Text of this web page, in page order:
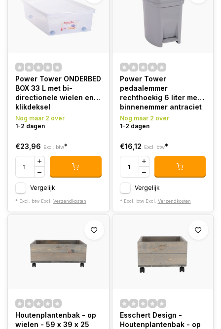
Power Tower ONDERBED
BOX 33 L met bi-
directionele wielen en
klikdeksel
Nog maar 2 over
1-2 dagen
€23,96 Excl. btw*
Vergelijk
* Excl. btw Excl. Verzendkosten
Power Tower
pedaalemmer
rechthoekig 6 liter met
binnenemmer antraciet
Nog maar 2 over
1-2 dagen
€16,12 Excl. btw*
Vergelijk
* Excl. btw Excl. Verzendkosten
Houtenplantenbak - op
wielen - 59 x 39 x 25
Esschert Design -
Houtenplantenbak - op